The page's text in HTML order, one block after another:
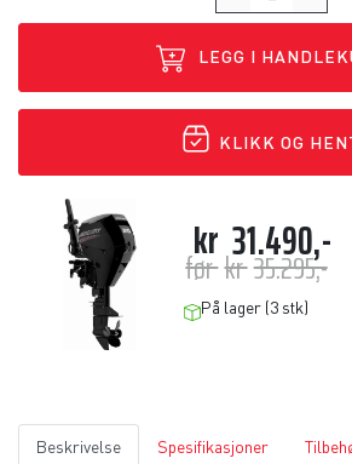
LEGG I
KLIKK OG
kr 31.490,-
førkr35.295,-
På lager (3 stk)
Beskrivelse Spesifikasjoner